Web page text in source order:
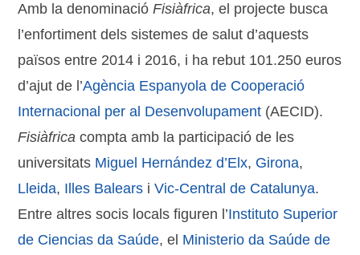
Amb la denominacióFisiàfrica, el projecte busca
l’enfortiment dels sistemes de salut d’aquests
països entre 2014 i 2016, i ha rebut 101.250 euros
d’ajut de l’Agència Espanyola de Cooperació
Internacional per al Desenvolupament (AECID).
Fisiàfrica compta amb la participació de les
universitats Miguel Hernández d’Elx, Girona,
Lleida, Illes Balears iVic-Central de Catalunya.
Entre altres socis locals figuren l’Instituto Superior
de Ciencias da Saúde, el Ministerio da Saúde de